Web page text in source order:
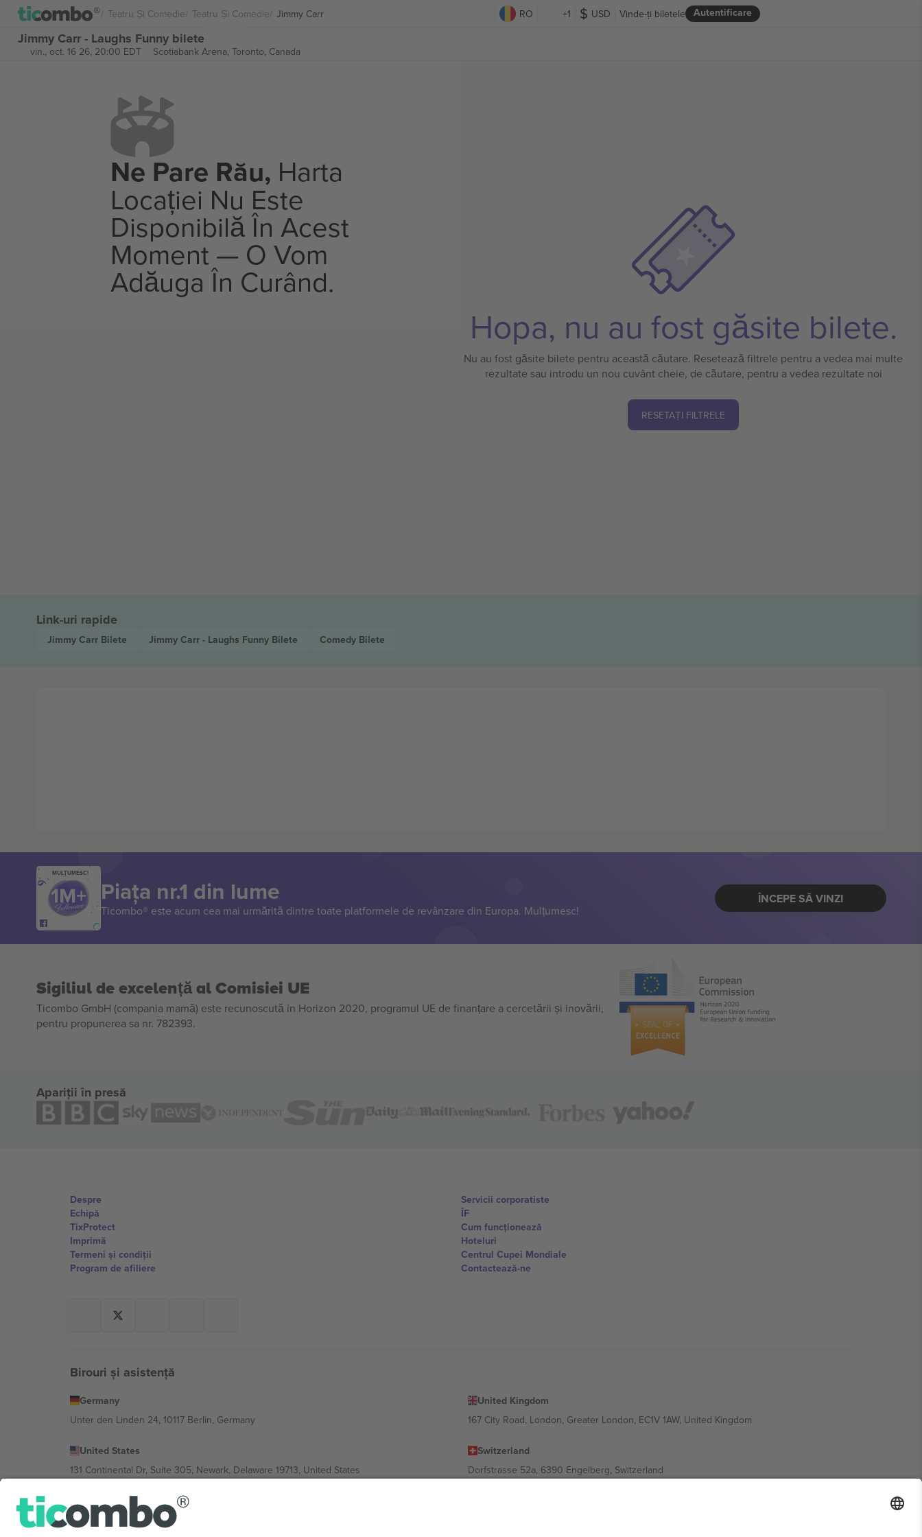
Teatru Și Comedie Teatru Și Comedie Jimmy Carr RO +1 USD Autentificare
Vinde-ți biletele
Jimmy Carr - Laughs Funny bilete
vin., oct. 16 26, 20:00 EDT Scotiabank Arena, Toronto, Canada
Ne Pare Rău, Harta
Locației Nu Este
Disponibilă În Acest
Moment — O Vom
Adăuga În Curând.
Hopa, nu au fost găsite bilete.
Nu au fost găsite bilete pentru această căutare. Resetează filtrele pentru a vedea mai multe
rezultate sau introdu un nou cuvânt cheie, de căutare, pentru a vedea rezultate noi
RESETAȚI FILTRELE
Link-uri rapide
Jimmy Carr Bilete Jimmy Carr - Laughs Funny Bilete Comedy Bilete
MULȚUMESC!
Piața nr.1 din lume
Ticombo® este acum cea mai urmărită dintre toate platformele de revânzare din Europa. Mulțumesc!
ÎNCEPE SĂ VINZI
Sigiliul de excelență al Comisiei UE
Ticombo GmbH (compania mamă) este recunoscută în Horizon 2020, programul UE de finanțare a cercetării și inovării,
pentru propunerea sa nr. 782393.
Apariții în presă
Despre
Echipă
TixProtect
Imprimă
Termeni și condiții
Program de afiliere
Servicii corporatiste
ÎF
Cum funcționează
Hoteluri
Centrul Cupei Mondiale
Contactează-ne
Birouri și asistență
Germany
Unter den Linden 24, 10117 Berlin, Germany
United Kingdom
167 City Road, London, Greater London, EC1V 1AW, United Kingdom
United States
131 Continental Dr, Suite 305, Newark, Delaware 19713, United States
Switzerland
Dorfstrasse 52a, 6390 Engelberg, Switzerland
Bulgaria
Regus Sofia City West, bul Totleben 53-55, 1606 Sofia, Bulgaria